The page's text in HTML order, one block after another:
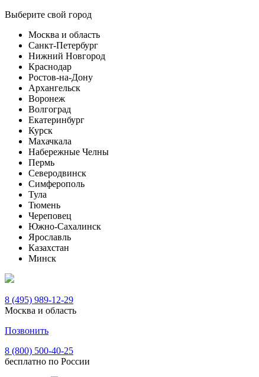
Выберите свой город
Москва и область
Санкт-Петербург
Нижний Новгород
Краснодар
Ростов-на-Дону
Архангельск
Воронеж
Волгоград
Екатеринбург
Курск
Махачкала
Набережные Челны
Пермь
Северодвинск
Симферополь
Тула
Тюмень
Череповец
Южно-Сахалинск
Ярославль
Казахстан
Минск
8 (495) 989-12-29
Москва и область
Позвонить
8 (800) 500-40-25
бесплатно по России